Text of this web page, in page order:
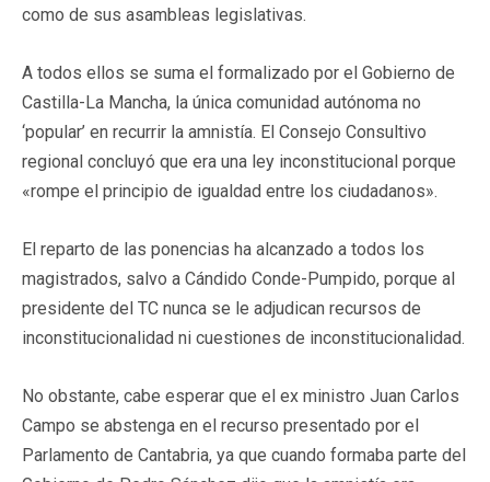
como de sus asambleas legislativas.
A todos ellos se suma el formalizado por el Gobierno de
Castilla-La Mancha, la única comunidad autónoma no
‘popular’ en recurrir la amnistía. El Consejo Consultivo
regional concluyó que era una ley inconstitucional porque
«rompe el principio de igualdad entre los ciudadanos».
El reparto de las ponencias ha alcanzado a todos los
magistrados, salvo a Cándido Conde-Pumpido, porque al
presidente del TC nunca se le adjudican recursos de
inconstitucionalidad ni cuestiones de inconstitucionalidad.
No obstante, cabe esperar que el ex ministro Juan Carlos
Campo se abstenga en el recurso presentado por el
Parlamento de Cantabria, ya que cuando formaba parte del